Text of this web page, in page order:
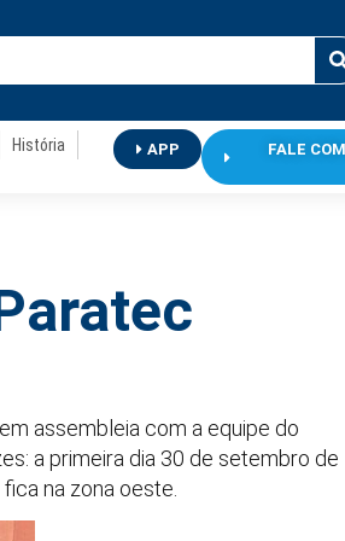
História
APP
FALE
assembleia com a equipe do
a primeira dia 30 de setembro de
na zona oeste.